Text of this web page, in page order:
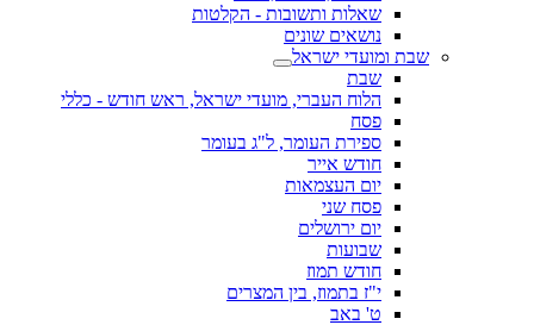
שאלות ותשובות - הקלטות
נושאים שונים
שבת ומועדי ישראל
שבת
הלוח העברי, מועדי ישראל, ראש חודש - כללי
פסח
ספירת העומר, ל"ג בעומר
חודש אייר
יום העצמאות
פסח שני
יום ירושלים
שבועות
חודש תמוז
י"ז בתמוז, בין המצרים
ט' באב